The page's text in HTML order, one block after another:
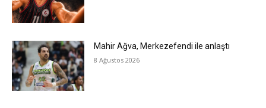
Mahir Ağva, Merkezefendi ile anlaştı
8 Ağustos 2026